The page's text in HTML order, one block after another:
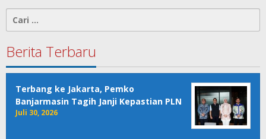
untuk:
Berita Terbaru
Terbang ke Jakarta, Pemko
Banjarmasin Tagih Janji Kepastian PLN
Juli 30, 2026